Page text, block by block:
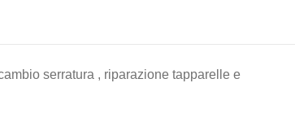
serratura , riparazione tapparelle e